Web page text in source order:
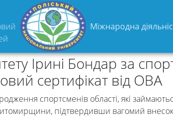
Міжнародна
Ірині Бондар за
сертифікат від ОВА
спортсменів області, які
підтвердивши вагомий внесок